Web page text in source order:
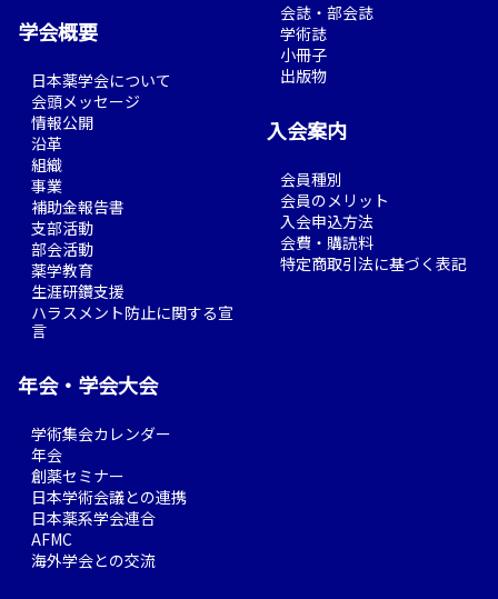
学会概要
日本薬学会について
会頭メッセージ
情報公開
沿革
組織
事業
補助金報告書
支部活動
部会活動
薬学教育
生涯研鑽支援
ハラスメント防止に関する宣
言
年会・学会大会
学術集会カレンダー
年会
創薬セミナー
日本学術会議との連携
日本薬系学会連合
AFMC
海外学会との交流
会誌・部会誌
学術誌
小冊子
出版物
入会案内
会員種別
会員のメリット
入会申込方法
会費・購読料
特定商取引法に基づく表記